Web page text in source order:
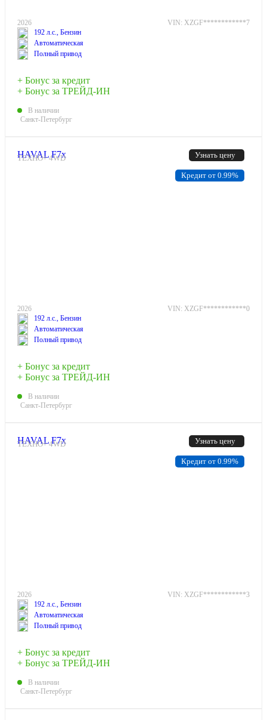
2026
VIN: XZGF************7
192 л.с., Бензин
Автоматическая
Полный привод
+ Бонус за кредит
+ Бонус за ТРЕЙД-ИН
В наличии
Санкт-Петербург
Узнать цену
HAVAL F7x
ТЕХНО+ 4WD
2026
VIN: XZGF************0
192 л.с., Бензин
Автоматическая
Полный привод
+ Бонус за кредит
+ Бонус за ТРЕЙД-ИН
В наличии
Санкт-Петербург
Кредит от 0.99%
Узнать цену
HAVAL F7x
ТЕХНО+ 4WD
2026
VIN: XZGF************3
192 л.с., Бензин
Автоматическая
Полный привод
+ Бонус за кредит
+ Бонус за ТРЕЙД-ИН
В наличии
Санкт-Петербург
Кредит от 0.99%